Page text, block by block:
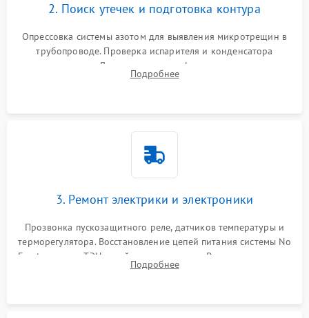
2. Поиск утечек и подготовка контура
Опрессовка системы азотом для выявления микротрещин в
трубопроводе. Проверка испарителя и конденсатора
течеискателем. Демонтаж старого фильтра-осушителя и
продувка капиллярной трубки для устранения засоров.
Подробнее
3. Ремонт электрики и электроники
Прозвонка пускозащитного реле, датчиков температуры и
терморегулятора. Восстановление цепей питания системы No
Frost, включая ТЭН оттайки и вентилятор. Ремонт или замена
платы управления при сбоях алгоритмов.
Подробнее